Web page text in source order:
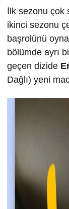
İlk sezonu çok
ikinci sezonu
başrolünü
bölümde ayrı
geçen dizide
Dağlı) yeni